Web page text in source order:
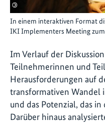
©
In einem interaktiven Format
IKI Implementers Meeting
Im Verlauf der
Teilnehmerinnen und
Herausforderungen auf
transformativen Wandel
und das Potenzial, das
Darüber hinaus